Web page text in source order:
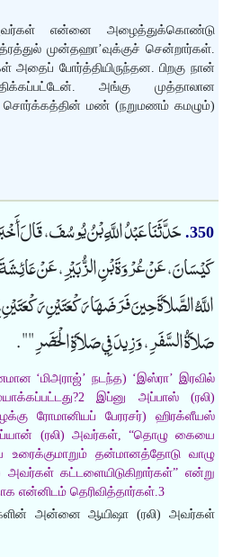
என்னை அழைத்துக்கொண்டு
முன்தஹா’வுக்குச் சென்றார்கள்.
போர்த்தியிருந்தன. பிறகு நான்
அங்கு முத்தாலான
மண் (நறுமணம் கமழும்)
350. حَدَّثَنَا عَبْدُ اللَّهِ بْنُ يُوسُفَ، قَالَ
كَيْسَانَ، عَنْ عُرْوَةَ بْنِ الزُّبَيْرِ، عَنْ
اللَّهُ الصَّلاَةَ حِينَ فَرَضَهَا رَكْعَتَيْنِ
صَلاَةُ السَّفَرِ، وَزِيدَ فِي صَلاَةِ الْحَضَرِ "".
‘மிஅராஜ்’ நடந்த) ‘இஸ்ரா’ இரவில்
இப்னு அப்பாஸ் (ரலி)
ரோமானியப் பேரரசர்) ஹிரக்ளீயஸ்
(ரலி) அவர்கள், “தொழு கையை
உரைக்குமாறும் தன்மானத்தோடு வாழு
அவர்கள் கட்டளையிடுகிறார்கள்” என்று
என்னிடம் தெரிவித்தார்கள்.3
அன்னை ஆயிஷா (ரலி) அவர்கள்